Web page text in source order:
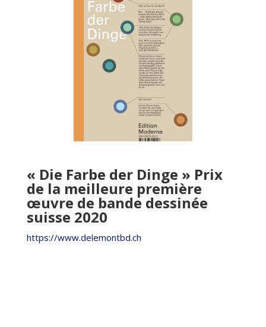
« Die Farbe der Dinge » Prix
de la meilleure première
œuvre de bande dessinée
suisse 2020
https://www.delemontbd.ch